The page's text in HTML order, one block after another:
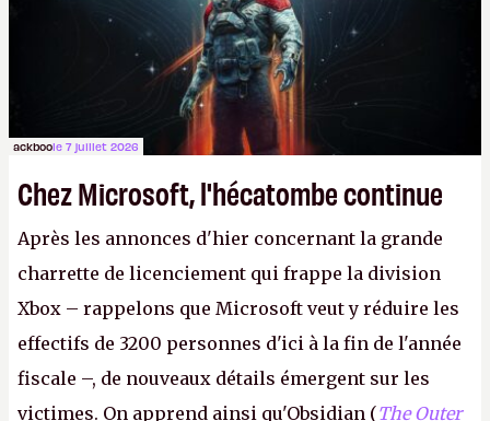
peut commencer à fantasmer.A.
ackboole 7 juillet 2026
Chez Microsoft, l'hécatombe continue
Après les annonces d'hier concernant la grande
charrette de licenciement qui frappe la division
Xbox – rappelons que Microsoft veut y réduire les
effectifs de 3200 personnes d'ici à la fin de l'année
fiscale –, de nouveaux détails émergent sur les
victimes. On apprend ainsi qu'Obsidian (The Outer